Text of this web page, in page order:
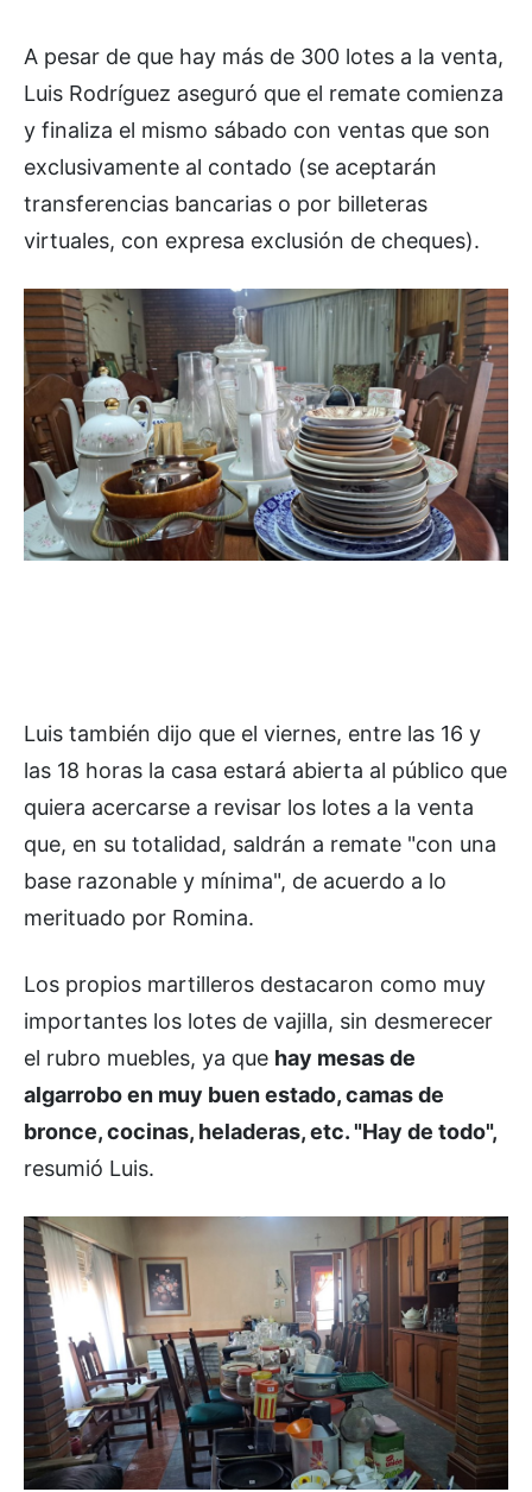
A pesar de que hay más de 300 lotes a la venta,
Luis Rodríguez aseguró que el remate comienza
y finaliza el mismo sábado con ventas que son
exclusivamente al contado (se aceptarán
transferencias bancarias o por billeteras
virtuales, con expresa exclusión de cheques).
Luis también dijo que el viernes, entre las 16 y
las 18 horas la casa estará abierta al público que
quiera acercarse a revisar los lotes a la venta
que, en su totalidad, saldrán a remate "con una
base razonable y mínima", de acuerdo a lo
merituado por Romina.
Los propios martilleros destacaron como muy
importantes los lotes de vajilla, sin desmerecer
el rubro muebles, ya que hay mesas de
algarrobo en muy buen estado, camas de
bronce, cocinas, heladeras, etc. "Hay de todo",
resumió Luis.